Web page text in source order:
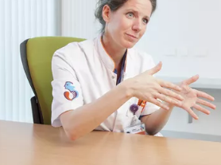
Research
Naar home asz.nl